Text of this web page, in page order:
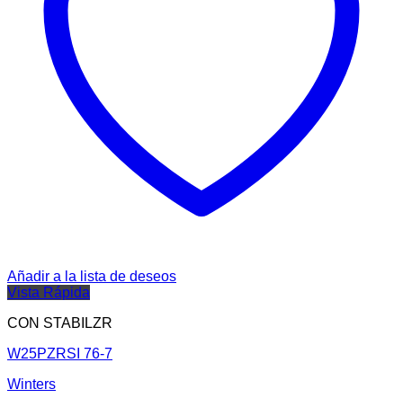
Añadir a la lista de deseos
Vista Rápida
CON STABILZR
W25PZRSI 76-7
Winters